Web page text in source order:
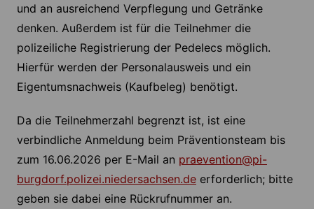
und an ausreichend Verpflegung und Getränke
denken. Außerdem ist für die Teilnehmer die
polizeiliche Registrierung der Pedelecs möglich.
Hierfür werden der Personalausweis und ein
Eigentumsnachweis (Kaufbeleg) benötigt.
Da die Teilnehmerzahl begrenzt ist, ist eine
verbindliche Anmeldung beim Präventionsteam bis
zum 16.06.2026 per E-Mail an praevention@pi-
burgdorf.polizei.niedersachsen.deerforderlich; bitte
geben sie dabei eine Rückrufnummer an.